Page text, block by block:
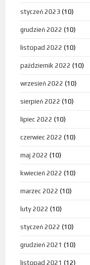
styczeń 2023 (10)
grudzień 2022 (10)
listopad 2022 (10)
październik 2022 (10)
wrzesień 2022 (10)
sierpień 2022 (10)
lipiec 2022 (10)
czerwiec 2022 (10)
maj 2022 (10)
kwiecień 2022 (10)
marzec 2022 (10)
luty 2022 (10)
styczeń 2022 (10)
grudzień 2021 (10)
listopad 2021 (12)